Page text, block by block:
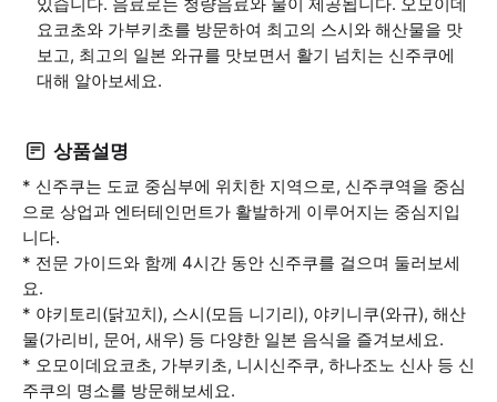
요코초와 가부키초를 방문하여 최고의 스시와 해산물을 맛
보고, 최고의 일본 와규를 맛보면서 활기 넘치는 신주쿠에
대해 알아보세요.
상품설명
* 신주쿠는 도쿄 중심부에 위치한 지역으로, 신주쿠역을 중심
으로 상업과 엔터테인먼트가 활발하게 이루어지는 중심지입
니다.
* 전문 가이드와 함께 4시간 동안 신주쿠를 걸으며 둘러보세
요.
* 야키토리(닭꼬치), 스시(모듬 니기리), 야키니쿠(와규), 해산
물(가리비, 문어, 새우) 등 다양한 일본 음식을 즐겨보세요.
* 오모이데요코초, 가부키초, 니시신주쿠, 하나조노 신사 등 신
주쿠의 명소를 방문해보세요.